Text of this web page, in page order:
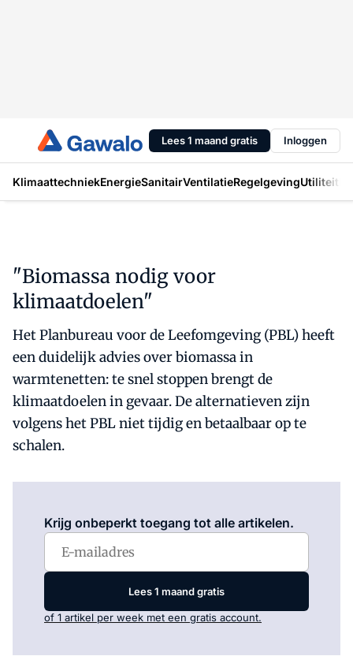
Lees 1 maand gratis Inloggen
KlimaattechniekEnergieSanitairVentilatieRegelgevingUtiliteit
"Biomassa nodig voor
klimaatdoelen"
Het Planbureau voor de Leefomgeving (PBL) heeft
een duidelijk advies over biomassa in
warmtenetten: te snel stoppen brengt de
klimaatdoelen in gevaar. De alternatieven zijn
volgens het PBL niet tijdig en betaalbaar op te
schalen.
Krijg onbeperkt toegang tot alle artikelen.
Lees 1 maand gratis
of 1 artikel per week met een gratis account.